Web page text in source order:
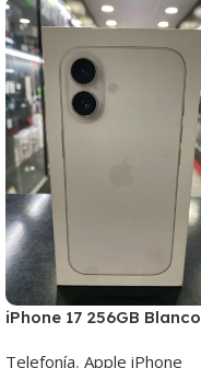
iPhone 17 256GB Blanco
Telefonía, Apple iPhone